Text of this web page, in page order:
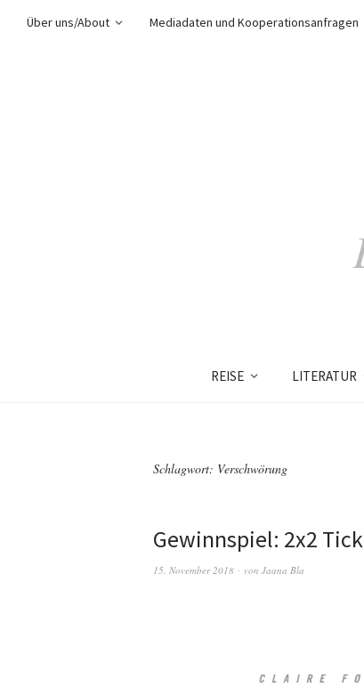
Über uns/About Mediadaten und Kooperationsanfragen
REISE LITERATUR
Schlagwort: Verschwörung
Gewinnspiel: 2x2
15. November 2018 von Jaana Bla